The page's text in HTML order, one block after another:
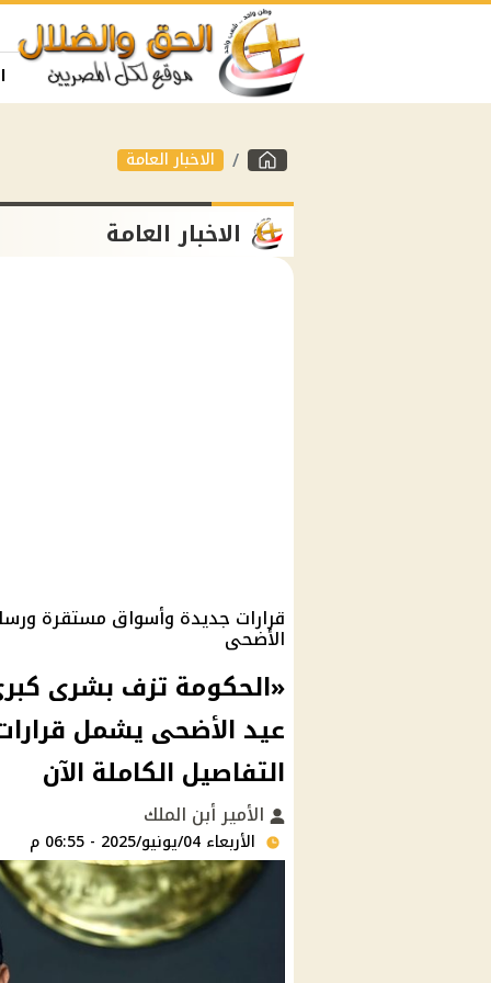
الاخبار العامة
الاخبار العامة
قرارات جديدة وأسواق مستقرة
الأضحى
«الحكومة تزف بشرى
عيد الأضحى يشمل
التفاصيل الكاملة الآن
الأمير أبن الملك
الأربعاء 04/يونيو/2025 - 06:55 م